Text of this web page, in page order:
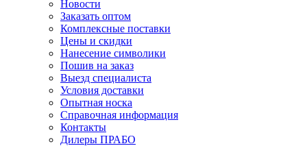
Новости
Заказать оптом
Комплексные поставки
Цены и скидки
Нанесение символики
Пошив на заказ
Выезд специалиста
Условия доставки
Опытная носка
Справочная информация
Контакты
Дилеры ПРАБО